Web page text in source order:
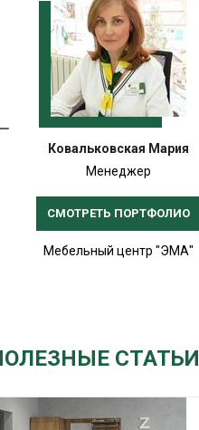
Ковальковская Мария
Менеджер
СМОТРЕТЬ ПОРТФОЛИО
Мебельный центр "ЭМА"
СТАТЬИ